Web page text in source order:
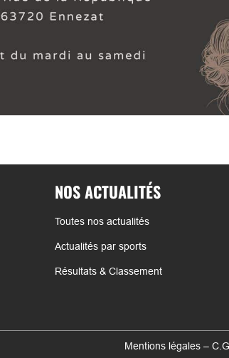
NOS ACTUALITÉS
Toutes nos actualités
Actualités par sports
Résultats & Classement
Mentions légales –